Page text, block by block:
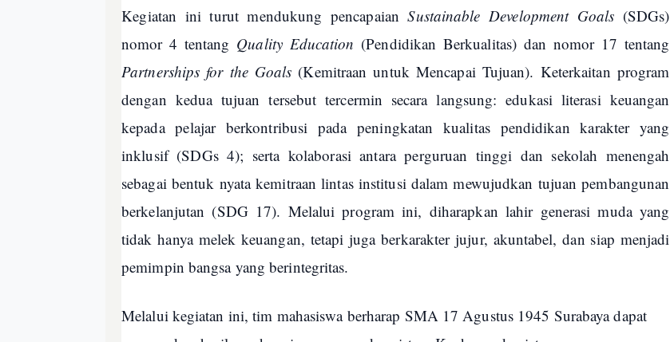
Kegiatan ini turut mendukung pencapaianSustainable Development Goals (SDGs)
nomor 4 tentang Quality Education (Pendidikan Berkualitas) dan nomor 17 tentang
Partnerships for the Goals (Kemitraan untuk Mencapai Tujuan). Keterkaitan program
dengan kedua tujuan tersebut tercermin secara langsung: edukasi literasi keuangan
kepada pelajar berkontribusi pada peningkatan kualitas pendidikan karakter yang
inklusif (SDGs 4); serta kolaborasi antara perguruan tinggi dan sekolah menengah
sebagai bentuk nyata kemitraan lintas institusi dalam mewujudkan tujuan pembangunan
berkelanjutan (SDG 17). Melalui program ini, diharapkan lahir generasi muda yang
tidak hanya melek keuangan, tetapi juga berkarakter jujur, akuntabel, dan siap menjadi
pemimpin bangsa yang berintegritas.
Melalui kegiatan ini, tim mahasiswa berharap SMA 17 Agustus 1945 Surabaya dapat